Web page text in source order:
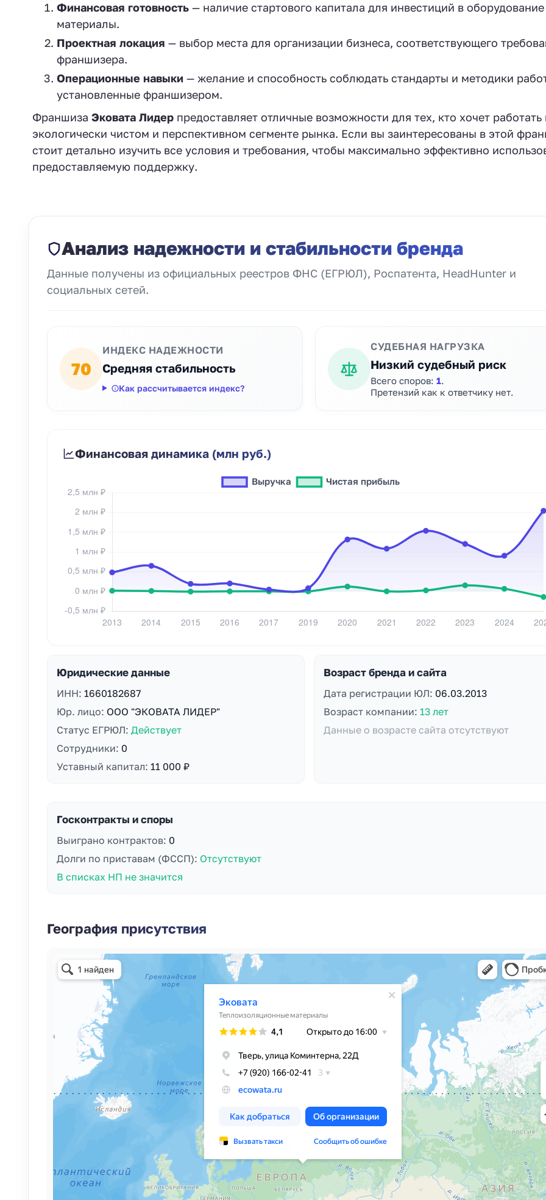
Финансовая готовность — наличие стартового капитала для инвестиций в
материалы.
Проектная локация — выбор места для организации бизнеса, соответствующего
франшизера.
Операционные навыки — желание и способность соблюдать стандарты и методики
установленные франшизером.
Франшиза Эковата Лидер предоставляет отличные возможности для тех, кто хочет работать
экологически чистом и перспективном сегменте рынка. Если вы заинтересованы в этой
стоит детально изучить все условия и требования, чтобы максимально эффективно
предоставляемую поддержку.
Анализ надежности и стабильности бренда
Данные получены из официальных реестров ФНС (ЕГРЮЛ), Роспатента, HeadHunter и
социальных сетей.
70
ИНДЕКС НАДЕЖНОСТИ
Средняя стабильность
Как рассчитывается индекс?
СУДЕБНАЯ НАГРУЗКА
Низкий судебный риск
Всего споров: 1.
Претензий как к ответчику нет.
Финансовая динамика (млн руб.)
Юридические данные
ИНН: 1660182687
Юр. лицо: ООО "ЭКОВАТА ЛИДЕР"
Статус ЕГРЮЛ: Действует
Сотрудники: 0
Уставный капитал: 11 000 ₽
Возраст бренда и сайта
Дата регистрации ЮЛ: 06.03.2013
Возраст компании: 13 лет
Данные о возрасте сайта отсутствуют
Госконтракты и споры
Выиграно контрактов: 0
Долги по приставам (ФССП): Отсутствуют
В списках НП не значится
География присутствия